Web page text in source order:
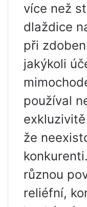
více než
dlaždice
při
jakýkoli
používal
že
různou
reliéfní,